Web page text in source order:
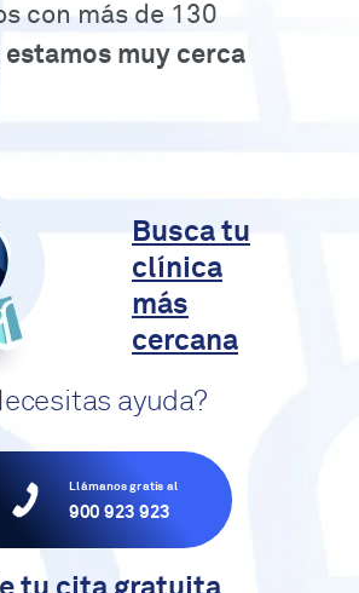
con más de 130
estamos muy cerca
Busca tu
clínica
más
cercana
ayuda?
Llámanos gratis al
900 923 923